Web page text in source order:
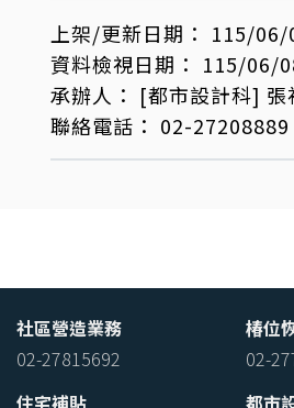
上架/更新日期： 115/06/
資料檢視日期： 115/06/
承辦人： [都市設計科] 張
聯絡電話： 02-27208889
社區營造業務
02-27815692
椿位
02-
住宅補貼
都市